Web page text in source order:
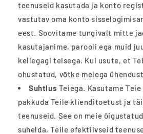
teenuseid kasutada ja konto
vastutav oma konto
eest. Soovitame tungivalt mitte
kasutajanime, parooli ega muid
kellegagi teisega. Kui usute, et
ohustatud, võtke meiega
Suhtlus Teiega. Kasutame
pakkuda Teile klienditoetust ja
teenuseid. See on meie
suhelda, Teile efektiivseid